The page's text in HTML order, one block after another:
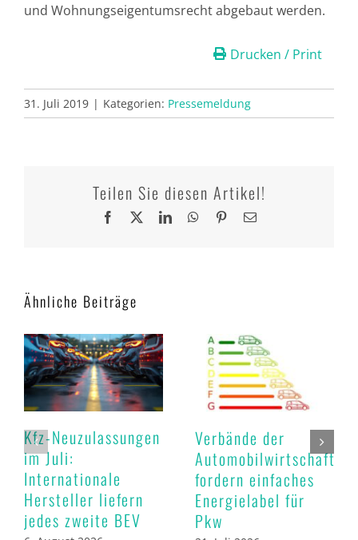
und Wohnungseigentumsrecht abgebaut werden.
Drucken / Print
31. Juli 2019 | Kategorien: Pressemeldung
Teilen Sie diesen Artikel!
Facebook LinkedInWhatsApp
Pinterest
E-
Ähnliche Beiträge
Kfz-Neuzulassungen
im Juli:
Internationale
Hersteller liefern
jedes zweite BEV
Verbände der
Automobilwirtschaft
fordern einfaches
Energielabel für
Pkw